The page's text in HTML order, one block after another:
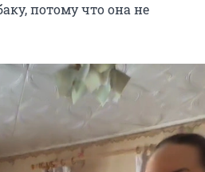
потому что она не